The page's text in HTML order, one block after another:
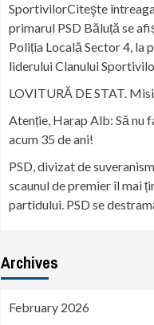
SportivilorCiteşte
primarul PSD Băluță se
Poliția Locală Sector 4, la
liderului Clanului
LOVITURĂ DE STAT.
Atenție, Harap Alb: Să nu
acum 35 de ani!
PSD, divizat de
scaunul de premier îl mai
partidului. PSD se
Archives
February 2026